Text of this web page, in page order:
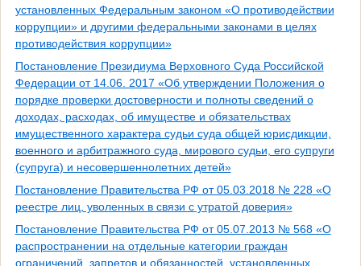
установленных Федеральным законом «О противодействии
коррупции» и другими федеральными законами в целях
противодействия коррупции»
Постановление Президиума Верховного Суда Российской
Федерации от 14.06. 2017 «Об утверждении Положения о
порядке проверки достоверности и полноты сведений о
доходах, расходах, об имуществе и обязательствах
имущественного характера судьи суда общей юрисдикции,
военного и арбитражного суда, мирового судьи, его супруги
(супруга) и несовершеннолетних детей»
Постановление Правительства РФ от 05.03.2018 № 228 «О
реестре лиц, уволенных в связи с утратой доверия»
Постановление Правительства РФ от 05.07.2013 № 568 «О
распространении на отдельные категории граждан
ограничений, запретов и обязанностей, установленных